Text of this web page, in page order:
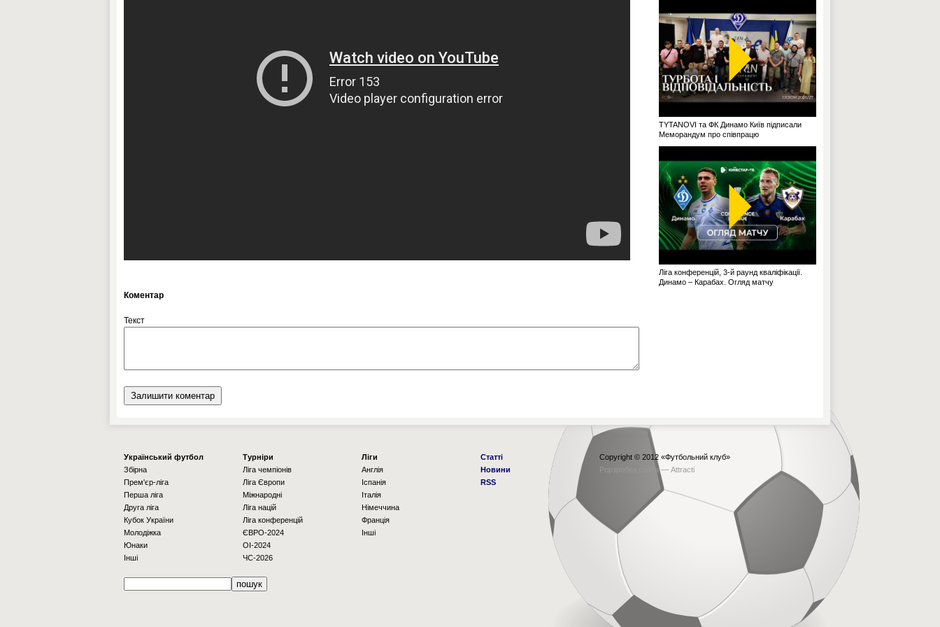
Коментар
Текст
TYTANOVI та ФК Динамо Київ підписали
Меморандум про співпрацю
Ліга конференцій, 3-й раунд кваліфікації.
Динамо – Карабах. Огляд матчу
Українcький футбол
Збірна
Прем'єр-ліга
Перша ліга
Друга ліга
Кубок України
Молодіжка
Юнаки
Інші
Турніри
Ліга чемпіонів
Ліга Європи
Міжнародні
Ліга націй
Ліга конференцій
ЄВРО-2024
OI-2024
ЧС-2026
Ліги
Англія
Іспанія
Італія
Німеччина
Франція
Інші
Статті
Новини
RSS
Copyright © 2012 «Футбольний клуб»
Рорзробка сайта — Attracti